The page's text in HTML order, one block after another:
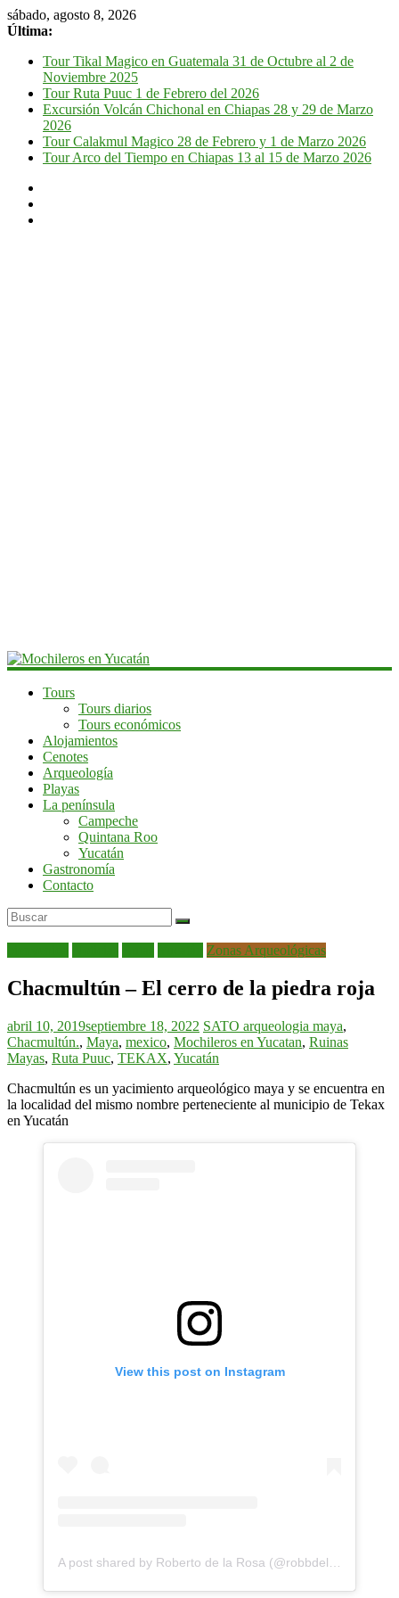
sábado, agosto 8, 2026
Última:
Tour Tikal Magico en Guatemala 31 de Octubre al 2 de
Noviembre 2025
Tour Ruta Puuc 1 de Febrero del 2026
Excursión Volcán Chichonal en Chiapas 28 y 29 de Marzo
2026
Tour Calakmul Magico 28 de Febrero y 1 de Marzo 2026
Tour Arco del Tiempo en Chiapas 13 al 15 de Marzo 2026
Mochileros
Yucatán
Yucatán
Tours
Tours diarios
Tours económicos
Alojamientos
Cenotes
Arqueología
Playas
La península
Campeche
Quintana Roo
Yucatán
Gastronomía
Contacto
Zonas Arqueológicas
Chacmultún – El cerro de la piedra roja
abril 10, 2019septiembre 18, 2022 SATO arqueologia maya,
Chacmultún., Maya, mexico, Mochileros en Yucatan, Ruinas
Mayas, Ruta Puuc, TEKAX, Yucatán
Chacmultún es un yacimiento arqueológico maya y se encuentra en
la localidad del mismo nombre perteneciente al municipio de Tekax
en Yucatán
View this post on Instagram